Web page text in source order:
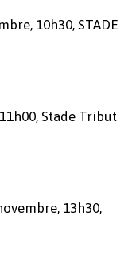
10h30, STADE
Stade Tribut
13h30,